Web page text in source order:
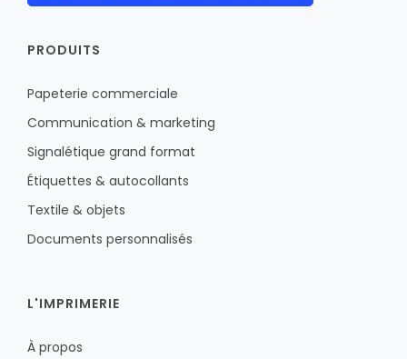
PRODUITS
Papeterie commerciale
Communication & marketing
Signalétique grand format
Étiquettes & autocollants
Textile & objets
Documents personnalisés
L'IMPRIMERIE
À propos